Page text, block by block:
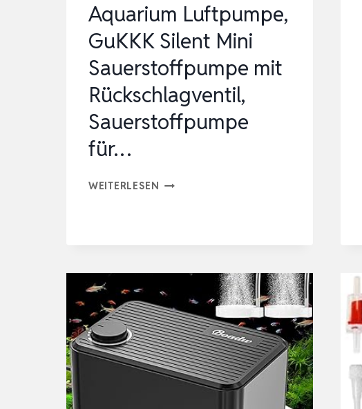
Aquarium Luftpumpe,
GuKKK Silent Mini
Sauerstoffpumpe mit
Rückschlagventil,
Sauerstoffpumpe
für…
WEITERLESEN AQUARIUM
SAUERSTOFFPUMPE
MIT
RÜCKSCHLAGVENTIL,
SAUERSTOFFPUMPE
FÜR…